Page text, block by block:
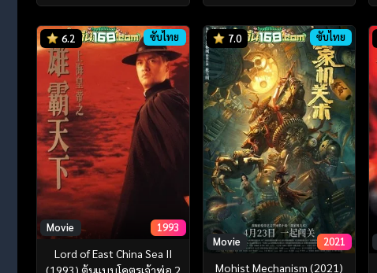
6.2 ซับไทย
Movie 1993
Lord of East China Sea II
(1993) ต้นแบบโคตรเจ้าพ่อ 2
7.0 ซับไทย
Movie 2021
Mohist Mechanism (2021)